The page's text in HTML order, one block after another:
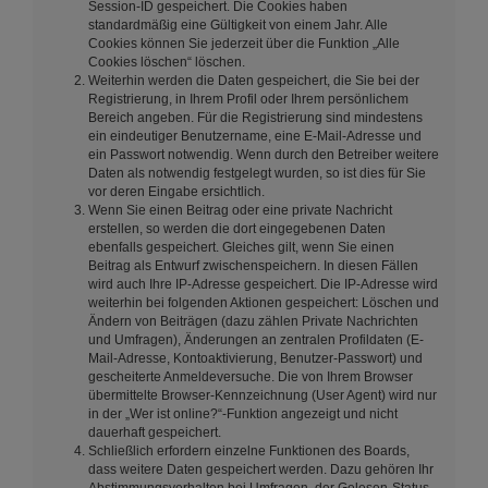
Session-ID gespeichert. Die Cookies haben
standardmäßig eine Gültigkeit von einem Jahr. Alle
Cookies können Sie jederzeit über die Funktion „Alle
Cookies löschen“ löschen.
Weiterhin werden die Daten gespeichert, die Sie bei der
Registrierung, in Ihrem Profil oder Ihrem persönlichem
Bereich angeben. Für die Registrierung sind mindestens
ein eindeutiger Benutzername, eine E-Mail-Adresse und
ein Passwort notwendig. Wenn durch den Betreiber weitere
Daten als notwendig festgelegt wurden, so ist dies für Sie
vor deren Eingabe ersichtlich.
Wenn Sie einen Beitrag oder eine private Nachricht
erstellen, so werden die dort eingegebenen Daten
ebenfalls gespeichert. Gleiches gilt, wenn Sie einen
Beitrag als Entwurf zwischenspeichern. In diesen Fällen
wird auch Ihre IP-Adresse gespeichert. Die IP-Adresse wird
weiterhin bei folgenden Aktionen gespeichert: Löschen und
Ändern von Beiträgen (dazu zählen Private Nachrichten
und Umfragen), Änderungen an zentralen Profildaten (E-
Mail-Adresse, Kontoaktivierung, Benutzer-Passwort) und
gescheiterte Anmeldeversuche. Die von Ihrem Browser
übermittelte Browser-Kennzeichnung (User Agent) wird nur
in der „Wer ist online?“-Funktion angezeigt und nicht
dauerhaft gespeichert.
Schließlich erfordern einzelne Funktionen des Boards,
dass weitere Daten gespeichert werden. Dazu gehören Ihr